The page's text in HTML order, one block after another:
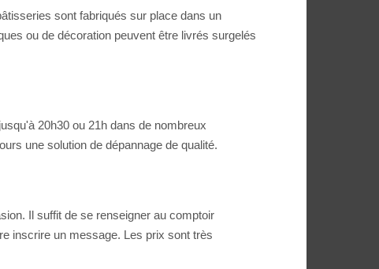
sont fabriqués sur place dans un
ou de décoration peuvent être livrés surgelés
20h30 ou 21h dans de nombreux
une solution de dépannage de qualité.
Il suffit de se renseigner au comptoir
inscrire un message. Les prix sont très